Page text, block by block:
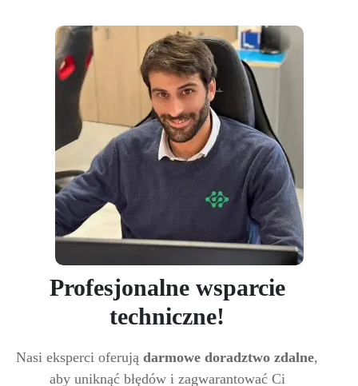
Profesjonalne wsparcie
techniczne!
Nasi eksperci oferują darmowe doradztwo zdalne,
aby uniknąć błędów i zagwarantować Ci